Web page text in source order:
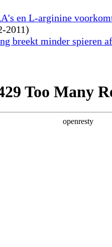
en L-arginine
2011)
breekt minder spieren